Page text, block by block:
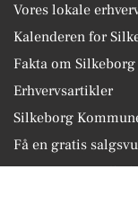
Vores lokale
Kalenderen for
Fakta om Silkeborg
Erhvervsartikler
Silkeborg
Få en gratis
Sponsoreret